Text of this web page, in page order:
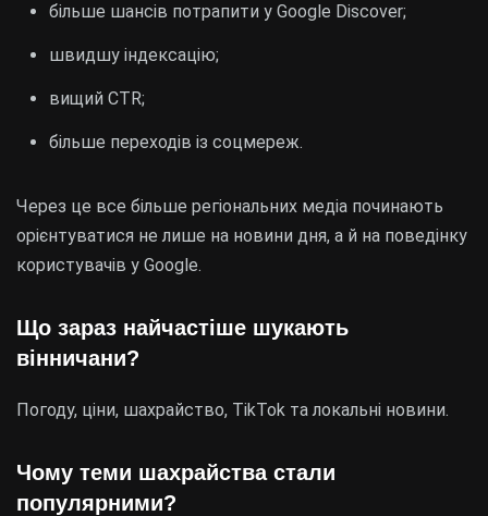
більше шансів потрапити у Google Discover;
швидшу індексацію;
вищий CTR;
більше переходів із соцмереж.
Через це все більше регіональних медіа починають
орієнтуватися не лише на новини дня, а й на поведінку
користувачів у Google.
Що зараз найчастіше шукають
вінничани?
Погоду, ціни, шахрайство, TikTok та локальні новини.
Чому теми шахрайства стали
популярними?